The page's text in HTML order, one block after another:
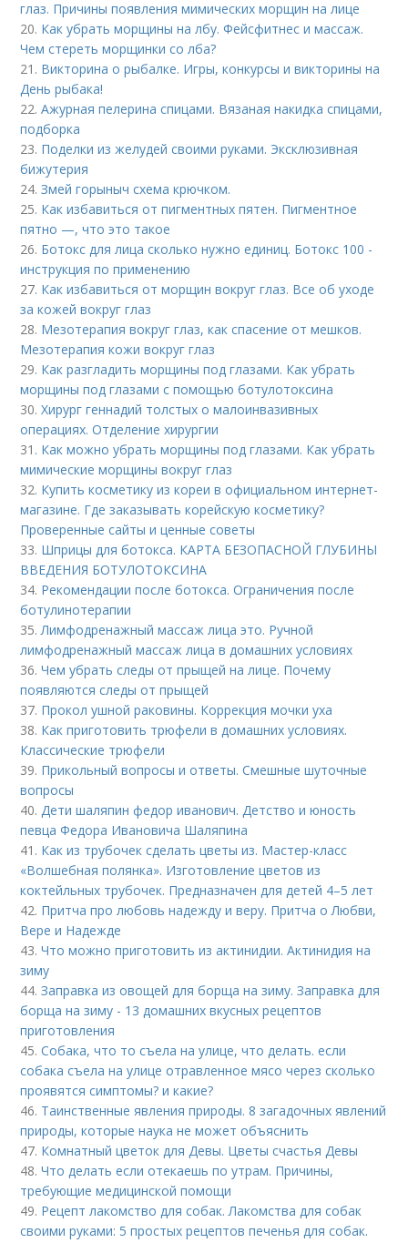
глаз. Причины появления мимических морщин на лице
20. Как убрать морщины на лбу. Фейсфитнес и массаж.
Чем стереть морщинки со лба?
21. Викторина о рыбалке. Игры, конкурсы и викторины на
День рыбака!
22.Ажурная пелерина спицами. Вязаная накидка спицами,
подборка
23. Поделки из желудей своими руками. Эксклюзивная
бижутерия
24.Змей горыныч схема крючком.
25. Как избавиться от пигментных пятен. Пигментное
пятно —, что это такое
26. Ботокс для лица сколько нужно единиц. Ботокс 100 -
инструкция по применению
27. Как избавиться от морщин вокруг глаз. Все об уходе
за кожей вокруг глаз
28. Мезотерапия вокруг глаз, как спасение от мешков.
Мезотерапия кожи вокруг глаз
29. Как разгладить морщины под глазами. Как убрать
морщины под глазами с помощью ботулотоксина
30.Хирург геннадий толстых о малоинвазивных
операциях. Отделение хирургии
31. Как можно убрать морщины под глазами. Как убрать
мимические морщины вокруг глаз
32. Купить косметику из кореи в официальном интернет-
магазине. Где заказывать корейскую косметику?
Проверенные сайты и ценные советы
33. Шприцы для ботокса. КАРТА БЕЗОПАСНОЙ ГЛУБИНЫ
ВВЕДЕНИЯ БОТУЛОТОКСИНА
34. Рекомендации после ботокса. Ограничения после
ботулинотерапии
35.Лимфодренажный массаж лица это. Ручной
лимфодренажный массаж лица в домашних условиях
36.Чем убрать следы от прыщей на лице. Почему
появляются следы от прыщей
37. Прокол ушной раковины. Коррекция мочки уха
38. Как приготовить трюфели в домашних условиях.
Классические трюфели
39. Прикольный вопросы и ответы. Смешные шуточные
вопросы
40.Дети шаляпин федор иванович. Детство и юность
певца Федора Ивановича Шаляпина
41. Как из трубочек сделать цветы из. Мастер-класс
«Волшебная полянка». Изготовление цветов из
коктейльных трубочек. Предназначен для детей 4–5 лет
42. Притча про любовь надежду и веру. Притча о Любви,
Вере и Надежде
43.Что можно приготовить из актинидии. Актинидия на
зиму
44.Заправка из овощей для борща на зиму. Заправка для
борща на зиму - 13 домашних вкусных рецептов
приготовления
45.Собака, что то съела на улице, что делать. если
собака съела на улице отравленное мясо через сколько
проявятся симптомы? и какие?
46. Таинственные явления природы. 8 загадочных явлений
природы, которые наука не может объяснить
47. Комнатный цветок для Девы. Цветы счастья Девы
48.Что делать если отекаешь по утрам. Причины,
требующие медицинской помощи
49. Рецепт лакомство для собак. Лакомства для собак
своими руками: 5 простых рецептов печенья для собак.